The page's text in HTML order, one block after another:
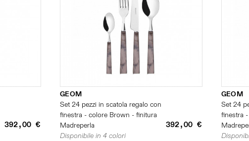
392,00 €
GEOM
Set 24 pezzi in scatola regalo con
finestra - colore Brown - finitura
Madreperla
392,00 €
Disponibile in 4 colori
GEOM
Set 24
finestra